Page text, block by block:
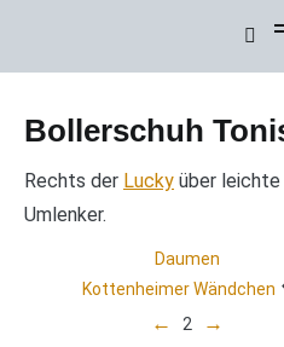
Bollerschuh
Rechts der Lucky über
Umlenker.
Daumen
Kottenheimer Wändchen
← 2 →